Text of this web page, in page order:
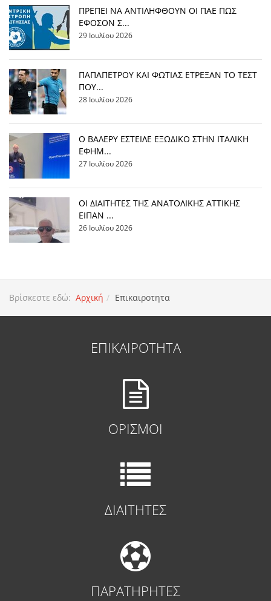
ΠΡΕΠΕΙ ΝΑ ΑΝΤΙΛΗΦΘΟΥΝ ΟΙ ΠΑΕ ΠΩΣ
ΕΦΟΣΟΝ Σ...
29 Ιουλίου 2026
ΠΑΠΑΠΕΤΡΟΥ ΚΑΙ ΦΩΤΙΑΣ ΕΤΡΕΞΑΝ ΤΟ ΤΕΣΤ
ΠΟΥ...
28 Ιουλίου 2026
Ο ΒΑΛΕΡΥ ΕΣΤΕΙΛΕ ΕΞΩΔΙΚΟ ΣΤΗΝ ΙΤΑΛΙΚΗ
ΕΦΗΜ...
27 Ιουλίου 2026
ΟΙ ΔΙΑΙΤΗΤΕΣ ΤΗΣ ΑΝΑΤΟΛΙΚΗΣ ΑΤΤΙΚΗΣ
ΕΙΠΑΝ ...
26 Ιουλίου 2026
Βρίσκεστε εδώ: Αρχική Επικαιροτητα
ΕΠΙΚΑΙΡΟΤΗΤΑ
ΟΡΙΣΜΟΙ
ΔΙΑΙΤΗΤΕΣ
ΠΑΡΑΤΗΡΗΤΕΣ